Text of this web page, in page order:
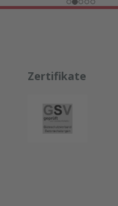
Zertifikate